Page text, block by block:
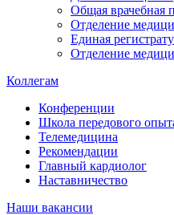
Общая врачебная
Отделение
Единая
Отделение
Коллегам
Конференции
Школа передового
Телемедицина
Рекомендации
Главный кардиолог
Наставничество
Наши вакансии